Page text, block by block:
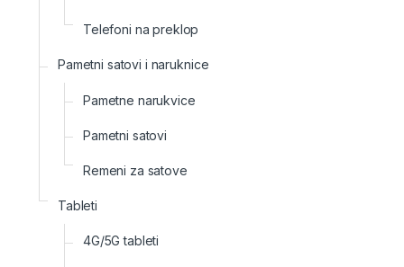
Telefoni na preklop
Pametni satovi i naruknice
Pametne narukvice
Pametni satovi
Remeni za satove
Tableti
4G/5G tableti